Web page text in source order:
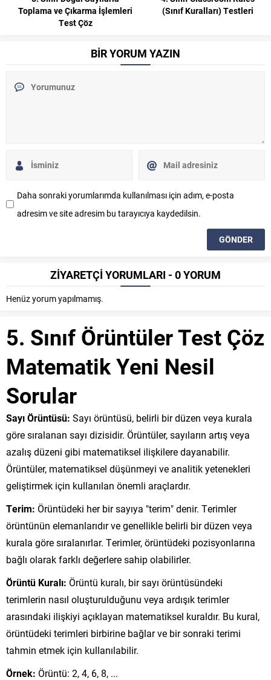
Toplama ve Çıkarma İşlemleri
Test Çöz
(Sınıf Kuralları) Testleri
BİR YORUM YAZIN
Daha sonraki yorumlarımda kullanılması için adım, e-posta
adresim ve site adresim bu tarayıcıya kaydedilsin.
ZİYARETÇİ YORUMLARI - 0 YORUM
Henüz yorum yapılmamış.
5. Sınıf Örüntüler Test Çöz
Matematik Yeni Nesil
Sorular
Sayı Örüntüsü: Sayı örüntüsü, belirli bir düzen veya kurala
göre sıralanan sayı dizisidir. Örüntüler, sayıların artış veya
azalış düzeni gibi matematiksel ilişkilere dayanabilir.
Örüntüler, matematiksel düşünmeyi ve analitik yetenekleri
geliştirmek için kullanılan önemli araçlardır.
Terim: Örüntüdeki her bir sayıya "terim" denir. Terimler
örüntünün elemanlarıdır ve genellikle belirli bir düzen veya
kurala göre sıralanırlar. Terimler, örüntüdeki pozisyonlarına
bağlı olarak farklı değerlere sahip olabilirler.
Örüntü Kuralı: Örüntü kuralı, bir sayı örüntüsündeki
terimlerin nasıl oluşturulduğunu veya ardışık terimler
arasındaki ilişkiyi açıklayan matematiksel kuraldır. Bu kural,
örüntüdeki terimleri birbirine bağlar ve bir sonraki terimi
tahmin etmek için kullanılabilir.
Örnek: Örüntü: 2, 4, 6, 8, ...